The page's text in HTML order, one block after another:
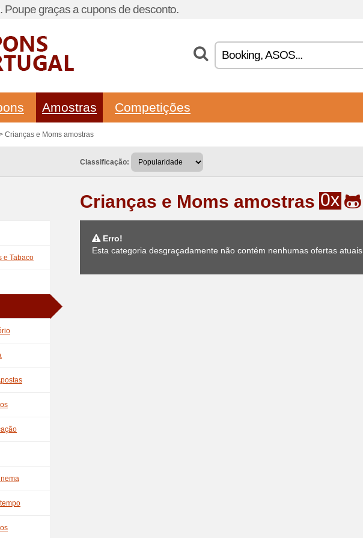
Poupe graças a cupons de desconto.
Amostras Competições
Crianças e Moms amostras
Classificação:
e Tabaco
Crianças e Moms amostras 0x
Erro!
Esta categoria desgraçadamente não contém nenhumas ofertas atuais.